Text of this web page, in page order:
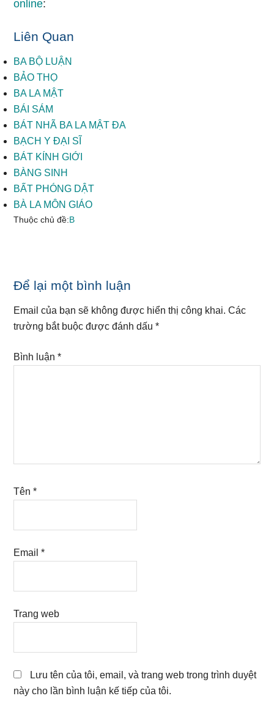
online:
Liên Quan
BA BỘ LUẬN
BẢO THỌ
BA LA MẬT
BÁI SÁM
BÁT NHÃ BA LA MẬT ĐA
BẠCH Y ĐẠI SĨ
BÁT KÍNH GIỚI
BÀNG SINH
BẤT PHÓNG DẬT
BÀ LA MÔN GIÁO
Thuộc chủ đề:B
Reader
Interactions
Để lại một bình luận
Email của bạn sẽ không được hiển thị công khai. Các
trường bắt buộc được đánh dấu*
Bình luận*
Tên*
Email*
Trang web
Lưu tên của tôi, email, và trang web trong trình duyệt
này cho lần bình luận kế tiếp của tôi.